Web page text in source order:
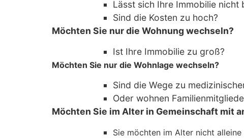
Lässt sich Ihre Immobilie nicht
Sind die Kosten zu hoch?
Möchten Sie nur die Wohnung wechseln?
Ist Ihre Immobilie zu groß?
Möchten Sie nur die Wohnlage wechseln?
Sind die Wege zu
Oder wohnen
Möchten Sie im Alter in Gemeinschaft mit
Sie möchten im Alter nicht alleine